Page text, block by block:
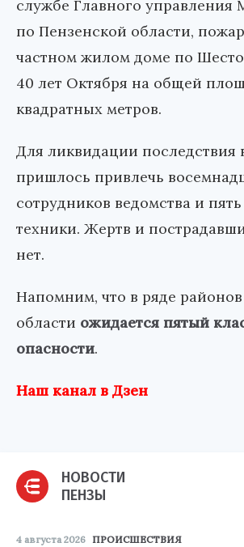
службе Главного управления
по Пензенской области,
частном жилом доме по
40 лет Октября на общей
квадратных метров.
Для ликвидации последствия
пришлось привлечь
сотрудников ведомства и
техники. Жертв и
нет.
Напомним, что в ряде
области ожидается пятый
опасности.
Наш канал в Дзен
НОВОСТИ
ПЕНЗЫ
4 августа 2026 ПРОИСШЕСТВИЯ